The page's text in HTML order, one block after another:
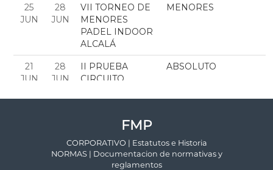
FMP
CORPORATIVO | Estatutos e Historia
NORMAS | Documentacion de normativas y
reglamentos